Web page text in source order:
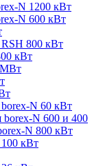
N 1200 кВт
N 600 кВт
800 кВт
кВт
МВт
N 60 кВт
N 600 и 400
N 800 кВт
кВт